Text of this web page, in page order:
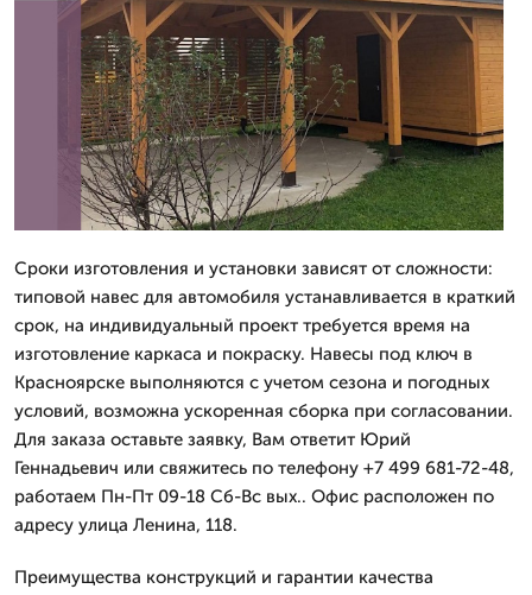
Сроки изготовления и установки зависят от сложности:
типовой навес для автомобиля устанавливается в краткий
срок, на индивидуальный проект требуется время на
изготовление каркаса и покраску. Навесы под ключ в
Красноярске выполняются с учетом сезона и погодных
условий, возможна ускоренная сборка при согласовании.
Для заказа оставьте заявку, Вам ответит Юрий
Геннадьевич или свяжитесь по телефону +7 499 681-72-48,
работаем Пн-Пт 09-18 Сб-Вс вых.. Офис расположен по
адресу улица Ленина, 118.
Преимущества конструкций и гарантии качества